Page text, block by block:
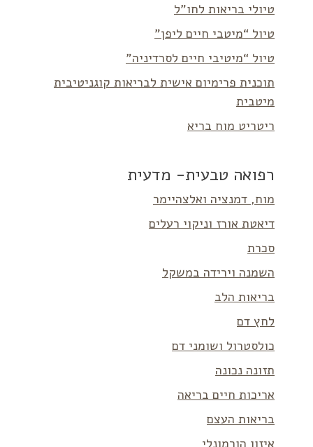
טיולי בריאות לחו”ל
טיול “מיטבי חיים ליפן”
טיול “מיטיבי חיים לסרדיניה”
תוכנית פרימיום אישית לבריאות קוגניטיבית
מיטבית
ריטריט מוח בריא
רפואה טבעית- מדעית
מוח, דמנציה ואלצהיימר
דיאטת אורז וניקוי רעלים
סכרת
השמנה וירידה במשקל
בריאות הלב
לחץ דם
כולסטרול ושומני דם
תזונה נכונה
אריכות חיים בריאה
בריאות העצם
איזון הורמונלי